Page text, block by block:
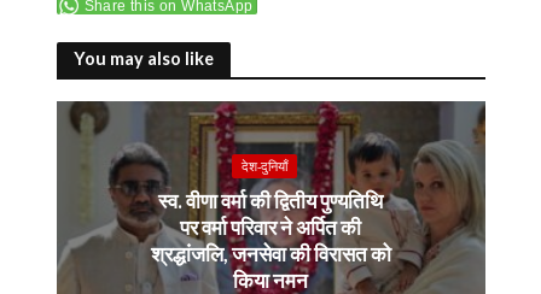
b
o
o
k
er y
Li
n
k
A
p
p
a
m
Share this on WhatsApp
You may also like
देश-दुनियाँ
स्व. वीणा वर्मा की द्वितीय पुण्यतिथि
पर वर्मा परिवार ने अर्पित की
श्रद्धांजलि, जनसेवा की विरासत को
किया नमन